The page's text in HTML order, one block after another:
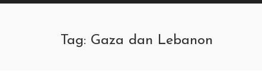
Tag: Gaza dan Lebanon